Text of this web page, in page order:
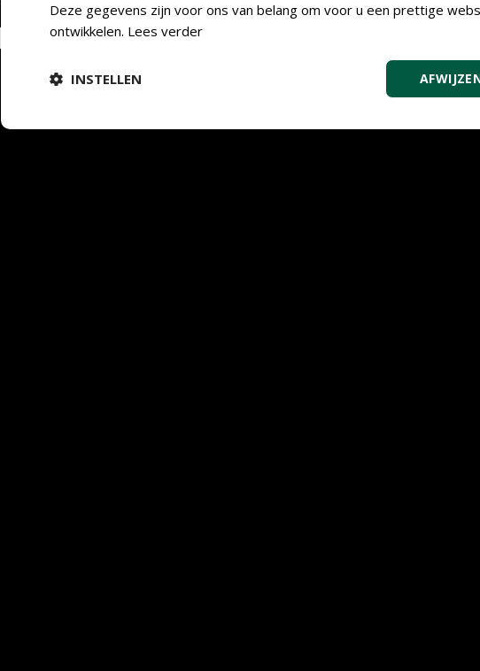
Deze gegevens zijn voor ons van belang om voor u een prettige
ontwikkelen. Lees verder
INSTELLEN